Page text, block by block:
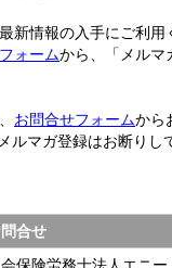
新情報の入手にご利用
ォームから、「メルマ
お問合せフォームから
マガ登録はお断りし
合せ